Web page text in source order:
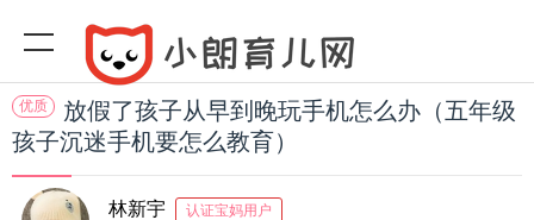
优质
放假了孩子从早到晚玩手机怎么办（五年级
孩子沉迷手机要怎么教育）
林新宇 认证宝妈用户